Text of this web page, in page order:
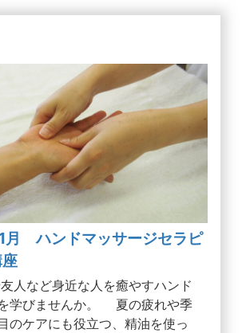
ハンドマッサージセラピ
など身近な人を癒やすハンド
学びませんか。 夏の疲れや季
のケアにも役立つ、精油を使っ